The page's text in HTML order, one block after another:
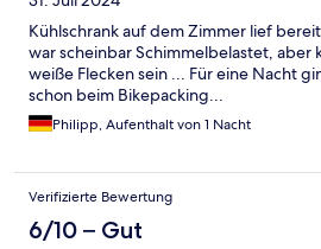
Kühlschrank auf dem Zimmer lief
war scheinbar Schimmelbelastet, aber
weiße Flecken sein ... Für eine Nacht
schon beim Bikepacking...
Philipp, Aufenthalt von 1 Nacht
Verifizierte Bewertung
6/10 – Gut